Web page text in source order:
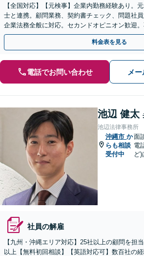
【全国対応】【元検事】企業内勤務経験あり。
士と連携。顧問業務、契約書チェック、問題社
企業法務全般に対応。セカンドオピニオン歓迎
ハラスメントの対応・予防にも実績。事業を守
料金表を見る
電話でお問い合わせ メ
池辺 健太
池辺法律事務所
沖縄市 か
らも相談
受付中
面
電
ど)
社員の解雇
【九州・沖縄エリア対応】25社以上の顧問を担
以上【無料初回相談】【英語対応可】数百社の